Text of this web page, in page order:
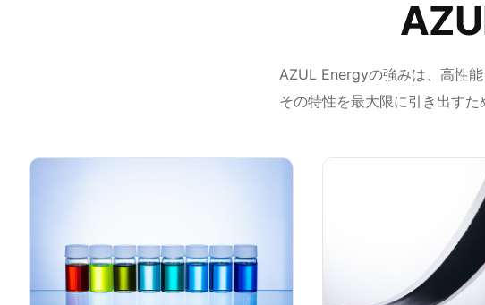
AZUL Energyの強みは、高性
その特性を最大限に引き出すた